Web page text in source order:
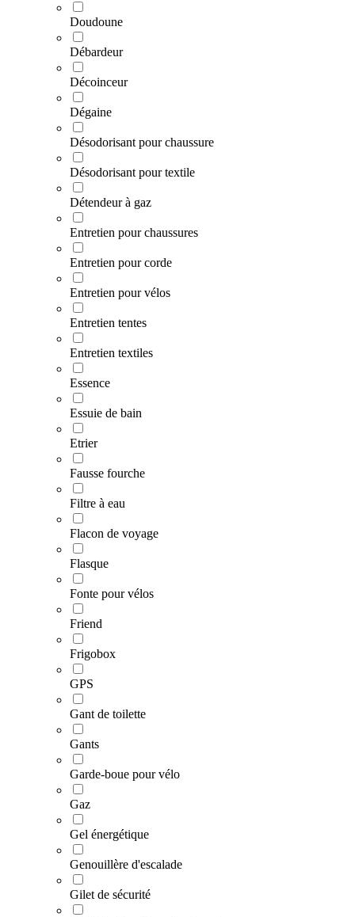
Doudoune
Débardeur
Décoinceur
Dégaine
Désodorisant pour chaussure
Désodorisant pour textile
Détendeur à gaz
Entretien pour chaussures
Entretien pour corde
Entretien pour vélos
Entretien tentes
Entretien textiles
Essence
Essuie de bain
Etrier
Fausse fourche
Filtre à eau
Flacon de voyage
Flasque
Fonte pour vélos
Friend
Frigobox
GPS
Gant de toilette
Gants
Garde-boue pour vélo
Gaz
Gel énergétique
Genouillère d'escalade
Gilet de sécurité